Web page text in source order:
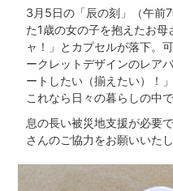
3月5日の「辰の刻」（午前
た1歳の女の子を抱えたお
ャ！」とカプセルが落下。
ークレットデザインのレア
ートしたい（揃えたい）！
これなら日々の暮らしの中
息の長い被災地支援が必要
さんのご協力をお願いいたし